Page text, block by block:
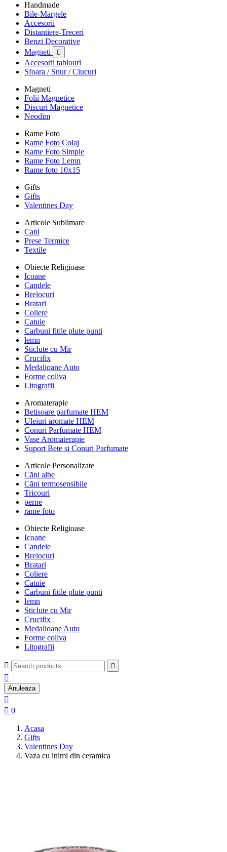
Handmade
Bile-Margele
Accesorii
Distantiere-Treceri
Benzi Decorative
Magneti

Accesorii tablouri
Sfoara / Snur / Ciucuri
Magneti
Folii Magnetice
Discuri Magnetice
Neodim
Rame Foto
Rame Foto Colaj
Rame Foto Simple
Rame Foto Lemn
Rame foto 10x15
Gifts
Gifts
Valentines Day
Articole Sublimare
Cani
Prese Termice
Textile
Obiecte Religioase
Icoane
Candele
Brelocuri
Bratari
Coliere
Catuie
Carbuni fitile plute punti
lemn
Sticlute cu Mir
Crucifix
Medalioane Auto
Forme coliva
Litografii
Aromaterapie
Betisoare parfumate HEM
Uleiuri aromate HEM
Conuri Parfumate HEM
Vase Aromaterapie
Suport Bete si Conuri Parfumate
Articole Personalizate
Căni albe
Căni termosensibile
Tricouri
perne
rame foto
Obiecte Religioase
Icoane
Candele
Brelocuri
Bratari
Coliere
Catuie
Carbuni fitile plute punti
lemn
Sticlute cu Mir
Crucifix
Medalioane Auto
Forme coliva
Litografii
 

Anuleaza

 0
Acasa
Gifts
Valentines Day
Vaza cu inimi din ceramica